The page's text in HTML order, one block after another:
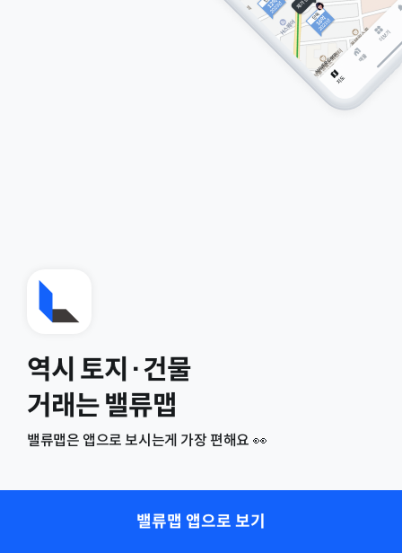
역시 토지·건물
거래는 밸류맵
밸류맵은 앱으로 보시는게 가장 편해요 👀
밸류맵 앱으로 보기